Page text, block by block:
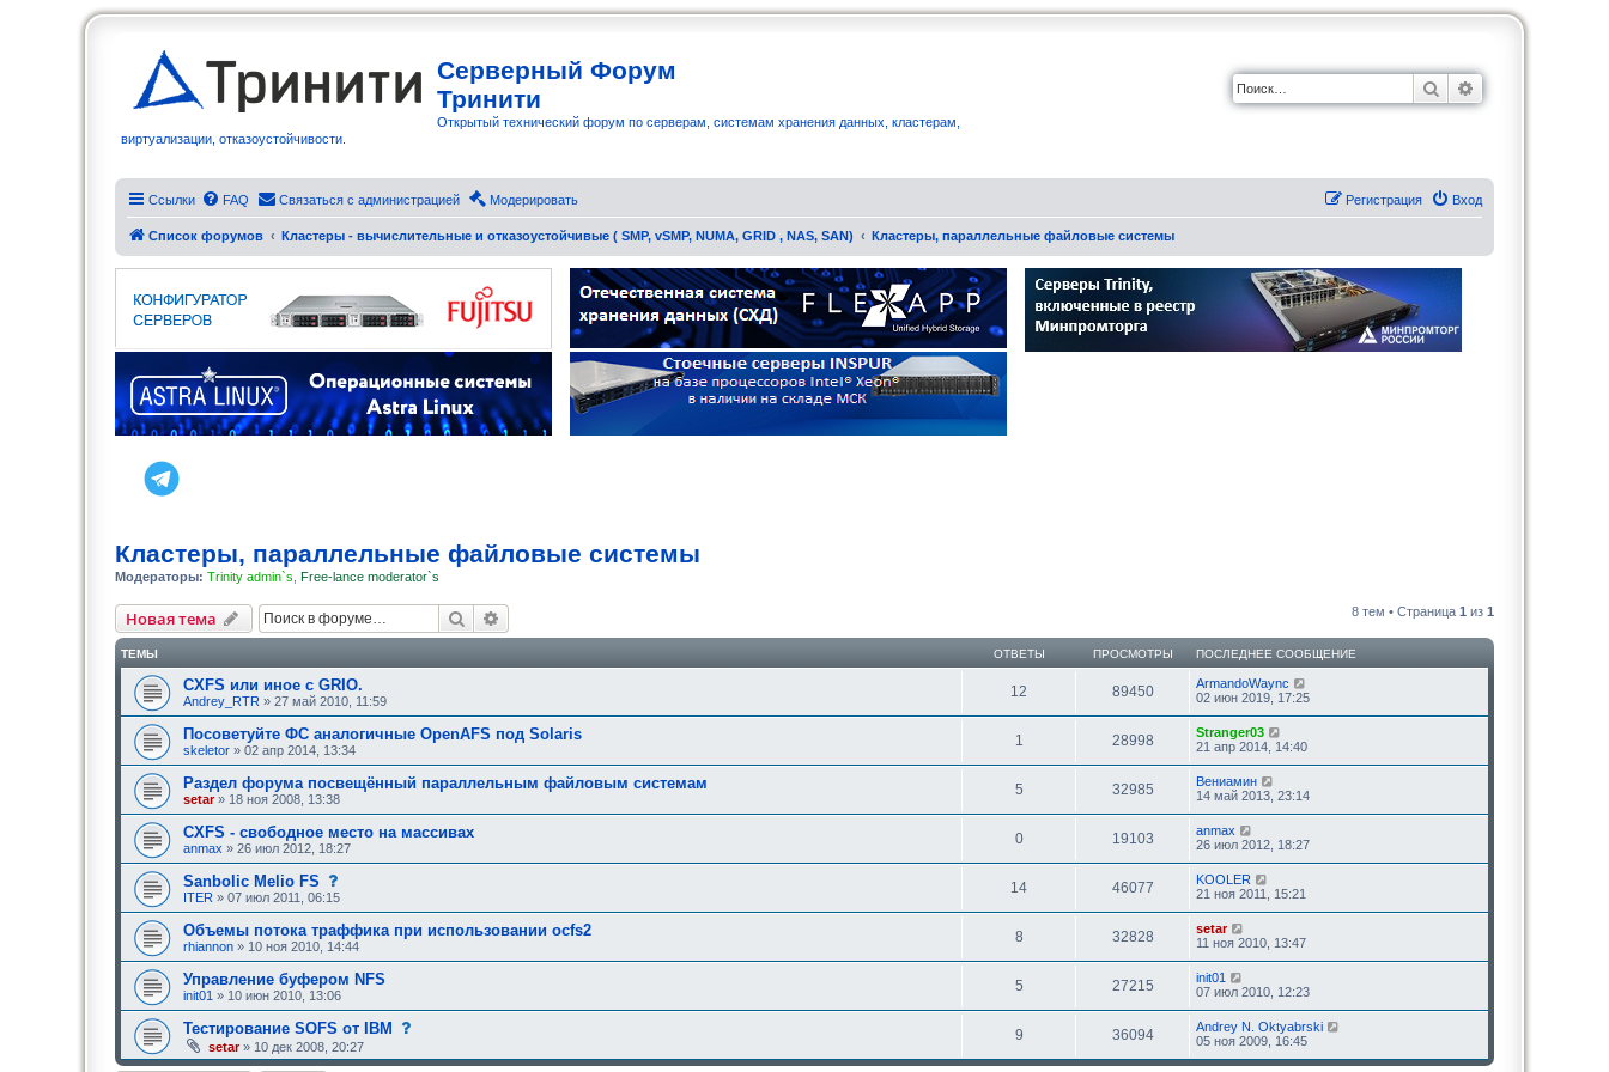
Серверный Форум
Тринити
Открытый технический форум по серверам, системам хранения данных, кластерам,
виртуализации, отказоустойчивости.
Поиск
Ссылки FAQ Связаться с администрацией Модерировать Вход
Регистрация
Список форумов Кластеры - вычислительные и отказоустойчивые ( SMP, vSMP, NUMA, GRID , NAS, SAN) Кластеры, параллельные файловые системы
Кластеры, параллельные файловые системы
Модераторы: Trinity admin`s Free-lance moderator`s
Новая тема Поиск 8 тем • Страница 1 из 1
ТЕМЫ ОТВЕТЫ ПРОСМОТРЫ ПОСЛЕДНЕЕ СООБЩЕНИЕ
CXFS или иное с GRIO.
Andrey_RTR » 27 май 2010, 11:59
12 89450
ArmandoWaync
02 июн 2019, 17:25
Посоветуйте ФС аналогичные OpenAFS под Solaris
skeletor » 02 апр 2014, 13:34
1 28998
Stranger03
21 апр 2014, 14:40
Раздел форума посвещённый параллельным файловым системам
setar» 18 ноя 2008, 13:38
5 32985
Вениамин
14 май 2013, 23:14
CXFS - свободное место на массивах
anmax » 26 июл 2012, 18:27
0 19103
anmax
26 июл 2012, 18:27
Sanbolic Melio FS
б
щ
е
н
и
,
р
е
б
ITER » 07 июл 2011, 06:15
14 46077
KOOLER
21 ноя 2011, 15:21
Объемы потока траффика при использовании ocfs2
rhiannon » 10 ноя 2010, 14:44
8 32828
setar
11 ноя 2010, 13:47
Управление буфером NFS
init01 » 10 июн 2010, 13:06
5 27215
init01
07 июл 2010, 12:23
Тестирование SOFS от IBM
б
setar» 10 дек 2008, 20:27
9 36094
Andrey N. Oktyabrski
05 ноя 2009, 16:45